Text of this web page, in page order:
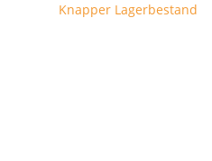
Knapper Lagerbestand